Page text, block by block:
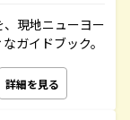
、現地ニューヨー
ガイドブック。
詳細を見る